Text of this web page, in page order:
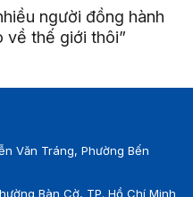
người đồng hành
về thế giới thôi”
Văn Tráng, Phường Bến
Bàn Cờ, TP. Hồ Chí Minh